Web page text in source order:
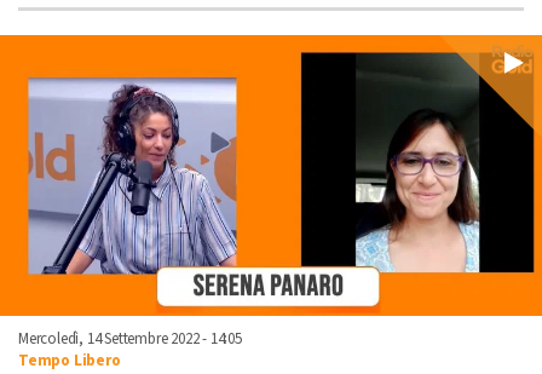
Mercoledì, 14 Settembre 2022 - 14:05
Tempo Libero